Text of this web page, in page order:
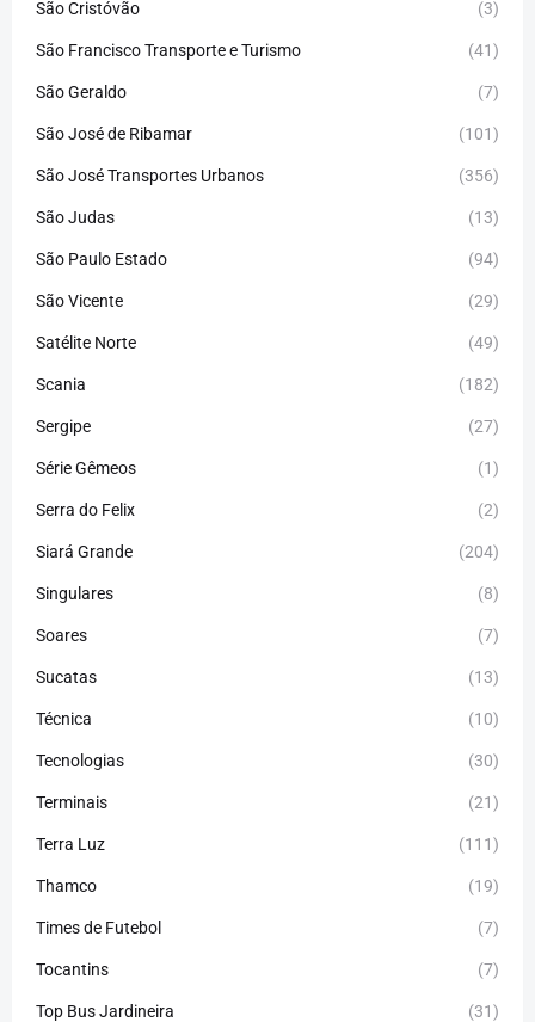
São Cristóvão (3)
São Francisco Transporte e Turismo (41)
São Geraldo (7)
São José de Ribamar (101)
São José Transportes Urbanos (356)
São Judas (13)
São Paulo Estado (94)
São Vicente (29)
Satélite Norte (49)
Scania (182)
Sergipe (27)
Série Gêmeos (1)
Serra do Felix (2)
Siará Grande (204)
Singulares (8)
Soares (7)
Sucatas (13)
Técnica (10)
Tecnologias (30)
Terminais (21)
Terra Luz (111)
Thamco (19)
Times de Futebol (7)
Tocantins (7)
Top Bus Jardineira (31)